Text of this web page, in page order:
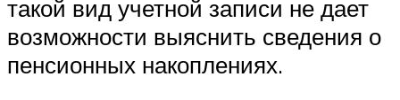
такой вид учетной записи не дает
возможности выяснить сведения о
пенсионных накоплениях.